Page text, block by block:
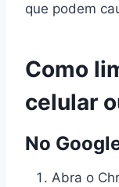
que podem
Como
celular
No
Abra o